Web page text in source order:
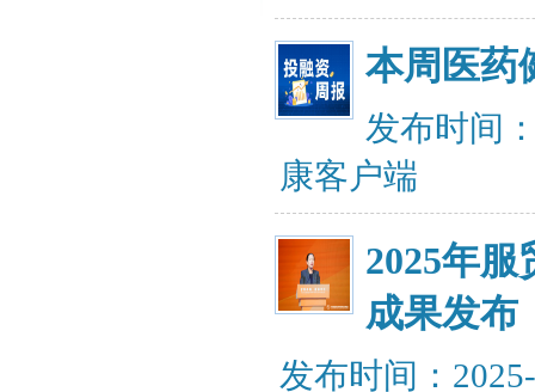
本周医药
发布时间
康客户端
2025年
成果发布
发布时间：